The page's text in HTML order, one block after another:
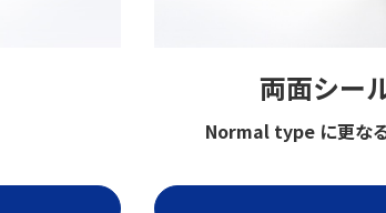
両面シー
Normal type に更な